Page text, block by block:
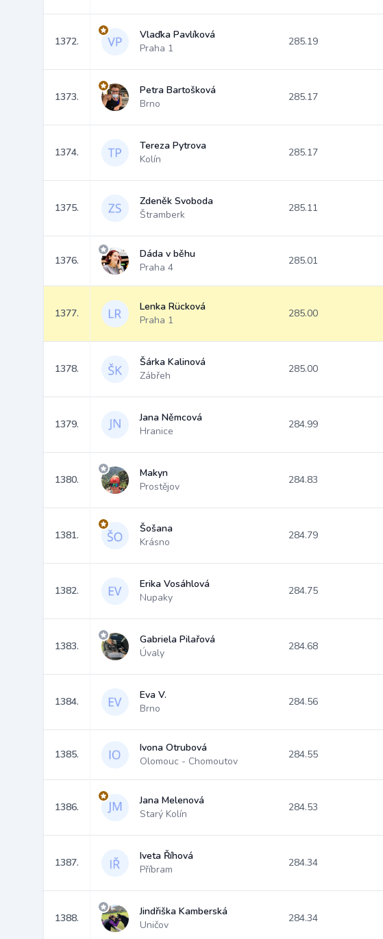
1372.
Vlaďka Pavlíková
Praha 1
285.19
1373.
Petra Bartošková
Brno
285.17
1374.
Tereza Pytrova
Kolín
285.17
1375.
Zdeněk Svoboda
Štramberk
285.11
1376.
Dáda v běhu
Praha 4
285.01
1377.
Lenka Rücková
Praha 1
285.00
1378.
Šárka Kalinová
Zábřeh
285.00
1379.
Jana Němcová
Hranice
284.99
1380.
Makyn
Prostějov
284.83
1381.
Šošana
Krásno
284.79
1382.
Erika Vosáhlová
Nupaky
284.75
1383.
Gabriela Pilařová
Úvaly
284.68
1384.
Eva V.
Brno
284.56
1385.
Ivona Otrubová
Olomouc - Chomoutov
284.55
1386.
Jana Melenová
Starý Kolín
284.53
1387.
Iveta Říhová
Příbram
284.34
1388.
Jindřiška Kamberská
Uničov
284.34